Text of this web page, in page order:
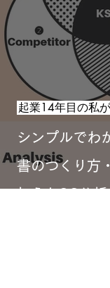
シンプルでわ
書のつくり方